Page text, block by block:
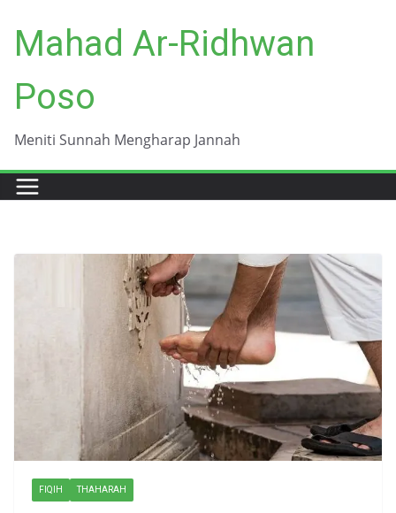
content
Mahad Ar-Ridhwan
Poso
Meniti Sunnah Mengharap Jannah
FIQIH THAHARAH